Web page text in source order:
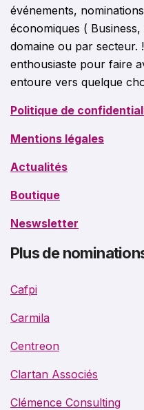
événements,
économiques (
domaine ou par secteur.
enthousiaste pour faire
entoure vers quelque
Politique de
Mentions légales
Actualités
Boutique
Neswsletter
Plus de
Cafpi
Carmila
Centreon
Clartan Associés
Clémence Consulting